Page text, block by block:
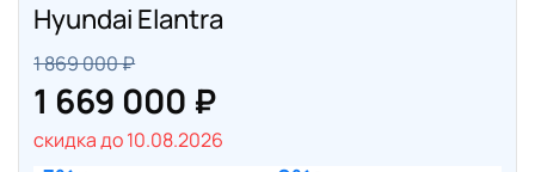
Hyundai Elantra
1 869 000 ₽
1 669 000 ₽
скидка до 10.08.2026